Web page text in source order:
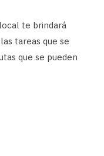
te brindará
tareas que se
que se pueden